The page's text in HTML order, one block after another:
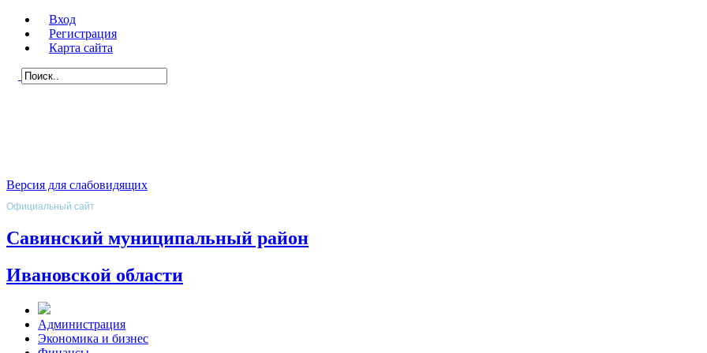
Вход
Регистрация
Карта сайта
Версия для слабовидящих
Официальный сайт
Савинский муниципальный район
Ивановской области
Администрация
Экономика и бизнес